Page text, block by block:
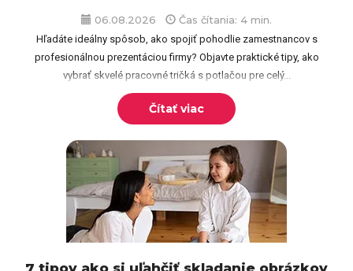
06.08.2026 Čas čítania: 4 min.
Hľadáte ideálny spôsob, ako spojiť pohodlie zamestnancov s
profesionálnou prezentáciou firmy? Objavte praktické tipy, ako
vybrať skvelé pracovné tričká s potlačou pre celý...
Čítať viac
7 tipov ako si uľahčiť skladanie obrázkov